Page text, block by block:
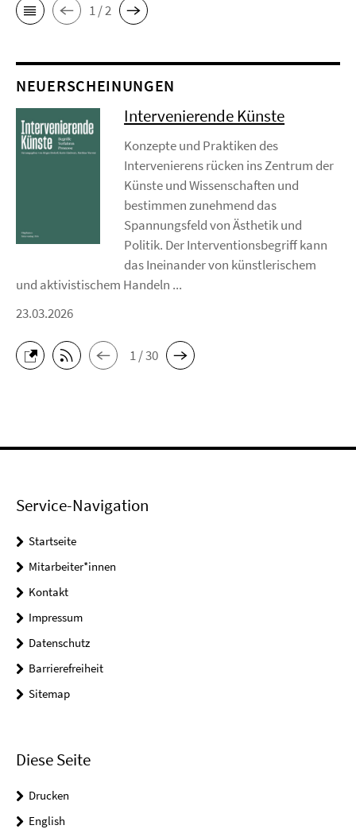
1 / 2
NEUERSCHEINUNGEN
Intervenierende Künste
Konzepte und Praktiken des
Intervenierens rücken ins Zentrum der
Künste und Wissenschaften und
bestimmen zunehmend das
Spannungsfeld von Ästhetik und
Politik. Der Interventionsbegriff kann
das Ineinander von künstlerischem
und aktivistischem Handeln ...
23.03.2026
1 / 30
Service-Navigation
Startseite
Mitarbeiter*innen
Kontakt
Impressum
Datenschutz
Barrierefreiheit
Sitemap
Diese Seite
Drucken
English